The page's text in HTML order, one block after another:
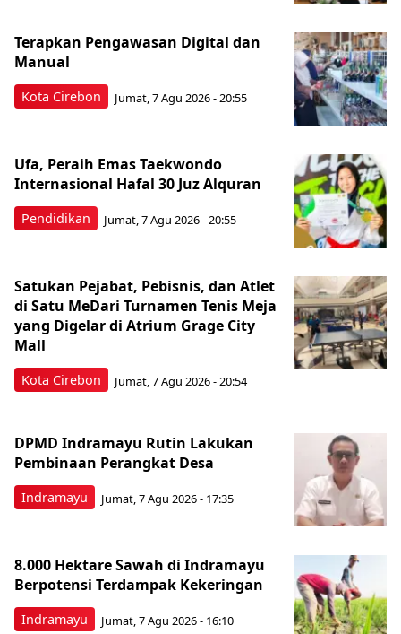
Kota Cirebon
Terapkan Pengawasan Digital dan
Manual
Jumat, 7 Agu 2026 - 20:55
Pendidikan
Ufa, Peraih Emas Taekwondo
Internasional Hafal 30 Juz Alquran
Jumat, 7 Agu 2026 - 20:55
Kota Cirebon
Satukan Pejabat, Pebisnis, dan Atlet
di Satu MeDari Turnamen Tenis Meja
yang Digelar di Atrium Grage City
Mall
Jumat, 7 Agu 2026 - 20:54
Indramayu
DPMD Indramayu Rutin Lakukan
Pembinaan Perangkat Desa
Jumat, 7 Agu 2026 - 17:35
Indramayu
8.000 Hektare Sawah di Indramayu
Berpotensi Terdampak Kekeringan
Jumat, 7 Agu 2026 - 16:10